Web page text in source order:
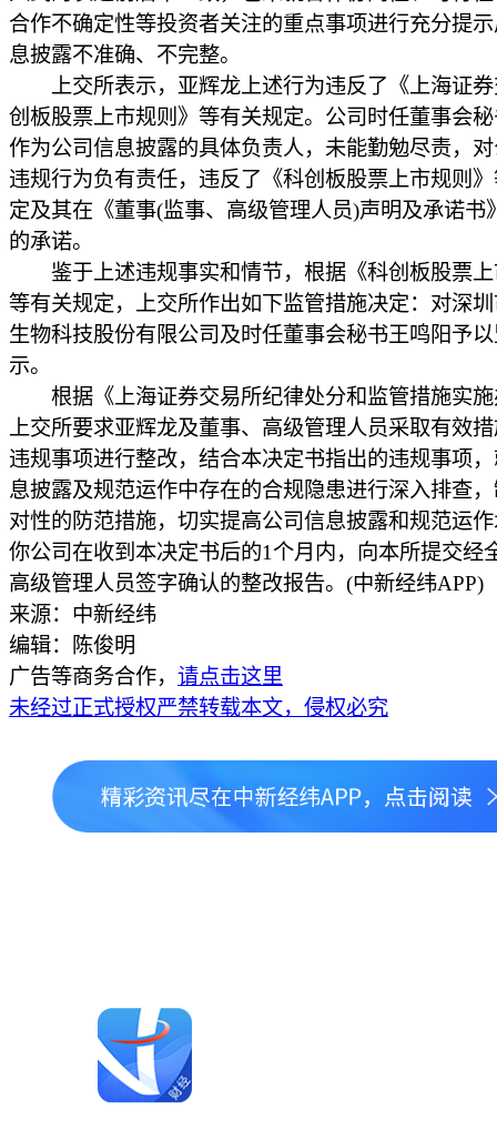
合作不确定性等投资者关注的重点事项进行充分提
息披露不准确、不完整。
上交所表示，亚辉龙上述行为违反了《上海证券
创板股票上市规则》等有关规定。公司时任董事会
作为公司信息披露的具体负责人，未能勤勉尽责，
违规行为负有责任，违反了《科创板股票上市规则
定及其在《董事(监事、高级管理人员)声明及承诺书
的承诺。
鉴于上述违规事实和情节，根据《科创板股票上
等有关规定，上交所作出如下监管措施决定：对深
生物科技股份有限公司及时任董事会秘书王鸣阳予
示。
根据《上海证券交易所纪律处分和监管措施实施
上交所要求亚辉龙及董事、高级管理人员采取有效
违规事项进行整改，结合本决定书指出的违规事项
息披露及规范运作中存在的合规隐患进行深入排查
对性的防范措施，切实提高公司信息披露和规范运
你公司在收到本决定书后的1个月内，向本所提交经
高级管理人员签字确认的整改报告。(中新经纬APP)
来源：中新经纬
编辑：陈俊明
广告等商务合作， 请点击这里
未经过正式授权严禁转载本文，侵权必究